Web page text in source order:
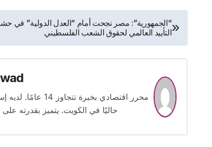
تصفّح
المقالات
“الجمهورية”: مصر نجحت أمام “العدل الدولية” في
التأييد العالمي لحقوق الشعب الفلسطيني
محرر اقتصادي
حاليًا في الكويت. يتميز بقدرته